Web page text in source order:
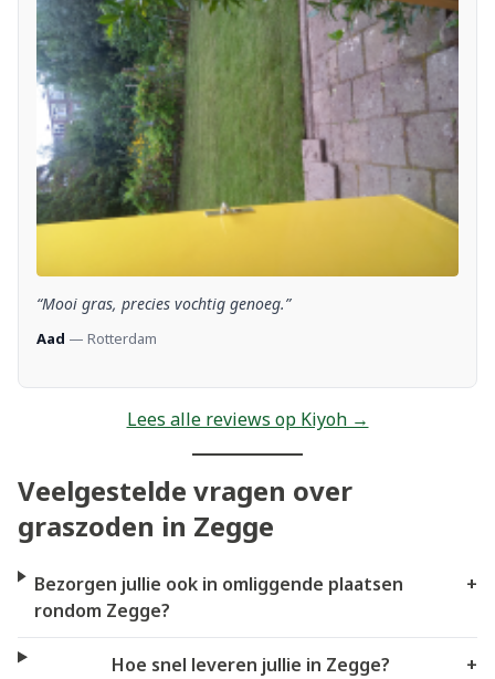
“Mooi gras, precies vochtig genoeg.”
Aad — Rotterdam
Lees alle reviews op Kiyoh →
Veelgestelde vragen over
graszoden in Zegge
Bezorgen jullie ook in omliggende plaatsen
rondom Zegge?
+
Hoe snel leveren jullie in Zegge? +